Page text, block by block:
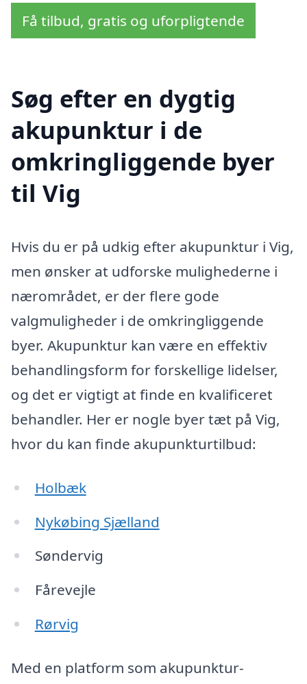
Få tilbud, gratis og uforpligtende
Søg efter en dygtig
akupunktur i de
omkringliggende byer
til Vig
Hvis du er på udkig efter akupunktur i Vig,
men ønsker at udforske mulighederne i
nærområdet, er der flere gode
valgmuligheder i de omkringliggende
byer. Akupunktur kan være en effektiv
behandlingsform for forskellige lidelser,
og det er vigtigt at finde en kvalificeret
behandler. Her er nogle byer tæt på Vig,
hvor du kan finde akupunkturtilbud:
Holbæk
Nykøbing Sjælland
Søndervig
Fårevejle
Rørvig
Med en platform som akupunktur-